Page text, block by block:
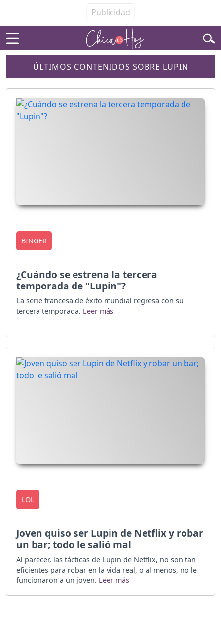
ÚLTIMOS CONTENIDOS SOBRE LUPIN
BINGER
¿Cuándo se estrena la tercera
temporada de "Lupin"?
La serie francesa de éxito mundial regresa con su
tercera temporada.
LOL
Joven quiso ser Lupin de Netflix y robar
un bar; todo le salió mal
Al parecer, las tácticas de Lupin de Netflix, no son tan
eficientes para robar en la vida real, o al menos, no le
funcionaron a un joven.